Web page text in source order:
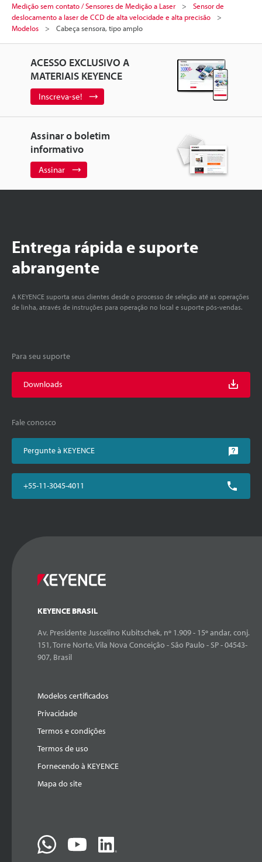
Medição sem contato / Sensores de Medição a Laser
Sensor de
deslocamento a laser de CCD de alta velocidade e alta precisão
Modelos
Cabeça sensora, tipo amplo
ACESSO EXCLUSIVO A
MATERIAIS KEYENCE
Inscreva-se!
Assinar o boletim
informativo
Assinar
Entrega rápida e suporte
abrangente
A KEYENCE suporta seus clientes desde o processo de seleção até as operações
de linha, através de instruções para operação no local e suporte pós-vendas.
Para seu suporte
Downloads
Fale conosco
Pergunte à KEYENCE
+55-11-3045-4011
KEYENCE BRASIL
Av. Presidente Juscelino Kubitschek, nº 1.909 - 15º andar, conj.
151, Torre Norte, Vila Nova Conceição - São Paulo - SP - 04543-
907, Brasil
Modelos certificados
Privacidade
Termos e condições
Termos de uso
Fornecendo à KEYENCE
Mapa do site